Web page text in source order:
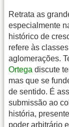
Retrata as
especialmente
histórico de
refere às
aglomerações.
Ortega discute
mas que se
de sentido. É
submissão ao
história,
poder arbitrário